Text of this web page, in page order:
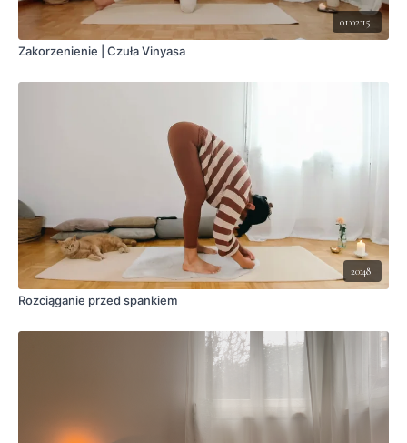
01:02:15
Zakorzenienie | Czuła Vinyasa
20:48
Rozciąganie przed spankiem